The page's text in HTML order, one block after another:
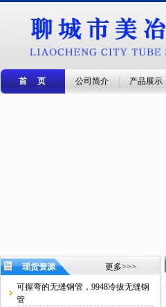
首 页 公司简介 产品展示
现货资源 更多>>>
可握弯的无缝钢管，9948冷拔无缝钢
管